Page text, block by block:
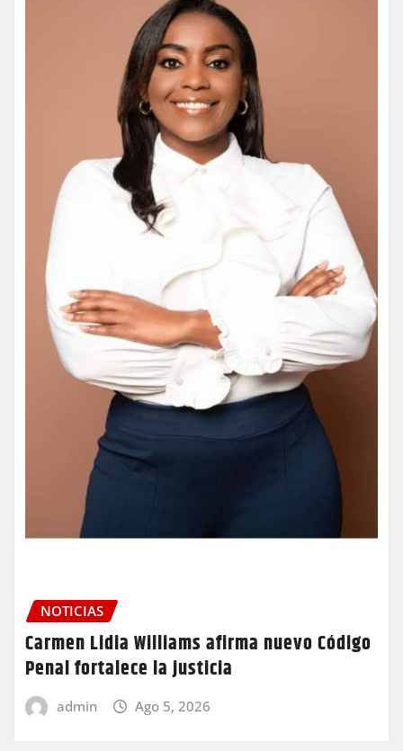
NOTICIAS
Carmen Lidia Williams afirma nuevo Código
Penal fortalece la justicia
admin Ago 5, 2026